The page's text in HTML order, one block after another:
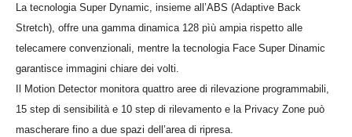
La tecnologia Super Dynamic, insieme all’ABS (Adaptive Back
Stretch), offre una gamma dinamica 128 pìù ampia rispetto alle
telecamere convenzionali, mentre la tecnologia Face Super Dinamic
garantisce immagini chiare dei volti.
Il Motion Detector monitora quattro aree di rilevazione programmabili,
15 step di sensibilità e 10 step di rilevamento e la Privacy Zone può
mascherare fino a due spazi dell’area di ripresa.